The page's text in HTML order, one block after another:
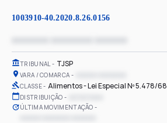
1003910-40.2020.8.26.0156
TRIBUNAL TJSP
VARA / COMARCA
CLASSE Alimentos - Lei Especial Nº 5.478/68
DISTRIBUIÇÃO
ÚLTIMA MOVIMENTAÇÃO